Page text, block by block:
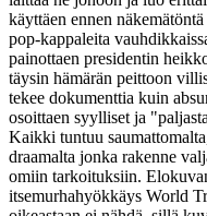
käyttäen ennen
pop‑kappaleita
painottaen presidentin
täysin hämärän peittoon
tekee dokumenttia kuin
osoittaen syylliset ja
Kaikki tuntuu
draamalta jonka rakenne
omiin tarkoituksiin.
itsemurhahyökkäys World